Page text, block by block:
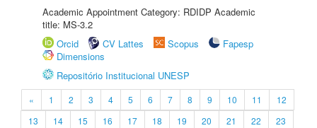
Academic Appointment Category: RDIDP Academic
title: MS-3.2
Orcid
CV Lattes Scopus
Fapesp
Dimensions
Repositório Institucional UNESP
« 1 2 3 4 5 6 7 8 9 10 11
12
13
14 15 16 17 18 19 20 21 22
23